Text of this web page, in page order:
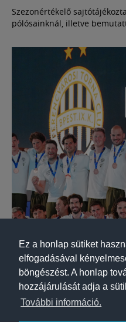
Ez a honlap sütiket
elfogadásával
böngészést. A honlap
hozzájárulását adja a
További információ.
Szezonértékelő
pólósainknál, illetve